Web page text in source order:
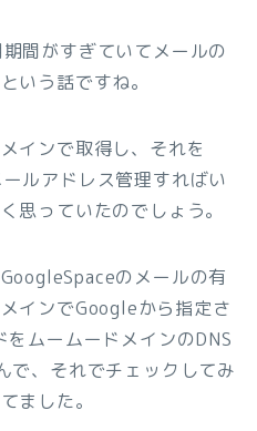
間がすぎていてメールの
いう話ですね。
インで取得し、それを
ルアドレス管理すればい
思っていたのでしょう。
のメールの有
インでGoogleから指定さ
ムームードメインのDNS
で、それでチェックしてみ
ました。